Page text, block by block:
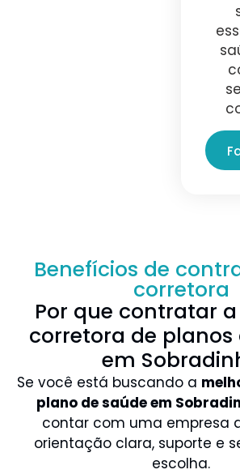
Benefícios de
corretora
Por que contratar
corretora de planos
em
Se você está buscando a
plano de saúde em
contar com uma empresa
orientação clara, suporte e
escolha.